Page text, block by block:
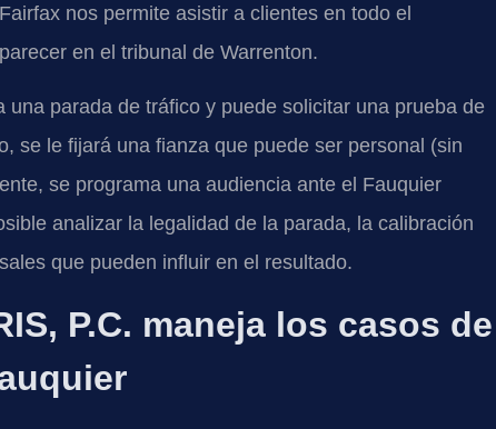
nos permite asistir a clientes en todo el
en el tribunal de Warrenton.
parada de tráfico y puede solicitar una prueba de
se le fijará una fianza que puede ser personal (sin
se programa una audiencia ante el Fauquier
analizar la legalidad de la parada, la calibración
que pueden influir en el resultado.
P.C. maneja los casos de